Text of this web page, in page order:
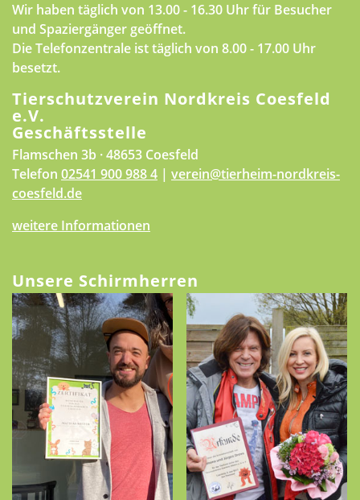
Wir haben täglich von 13.00 - 16.30 Uhr für Besucher
und Spaziergänger geöffnet.
Die Telefonzentrale ist täglich von 8.00 - 17.00 Uhr
besetzt.
Tierschutzverein Nordkreis Coesfeld
e.V.
Geschäftsstelle
Flamschen 3b · 48653 Coesfeld
Telefon 02541 900 988 4 | verein@tierheim-nordkreis-
coesfeld.de
weitere Informationen
Unsere Schirmherren